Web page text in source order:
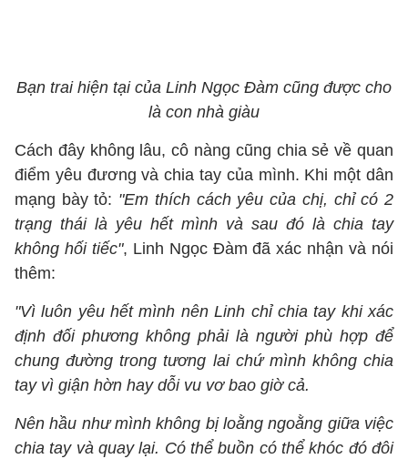
Bạn trai hiện tại của Linh Ngọc Đàm cũng được cho
là con nhà giàu
Cách đây không lâu, cô nàng cũng chia sẻ về quan
điểm yêu đương và chia tay của mình. Khi một dân
mạng bày tỏ: "Em thích cách yêu của chị, chỉ có 2
trạng thái là yêu hết mình và sau đó là chia tay
không hối tiếc", Linh Ngọc Đàm đã xác nhận và nói
thêm:
"Vì luôn yêu hết mình nên Linh chỉ chia tay khi xác
định đối phương không phải là người phù hợp để
chung đường trong tương lai chứ mình không chia
tay vì giận hờn hay dỗi vu vơ bao giờ cả.
Nên hầu như mình không bị loằng ngoằng giữa việc
chia tay và quay lại. Có thể buồn có thể khóc đó đôi